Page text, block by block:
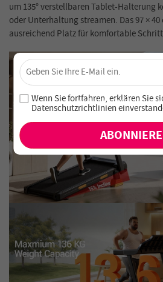
um 135° verstellbaren Tablet-Halterung
oder Unterhaltung streamen. Das 97 ×
ausreichend Platz für komfortable
Sichere dir 4 % Rabatt –
Melde dich für unseren Newsletter an
exklusiven Angebote und
Wenn Sie fortfahren, erklären Sie
Datenschutzrichtlinien